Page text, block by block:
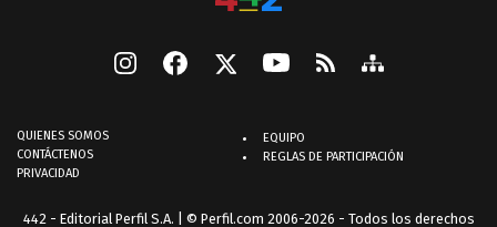
QUIENES SOMOS
CONTÁCTENOS
PRIVACIDAD
EQUIPO
REGLAS DE PARTICIPACIÓN
442 - Editorial Perfil S.A. | © Perfil.com 2006-2026 - Todos los derechos